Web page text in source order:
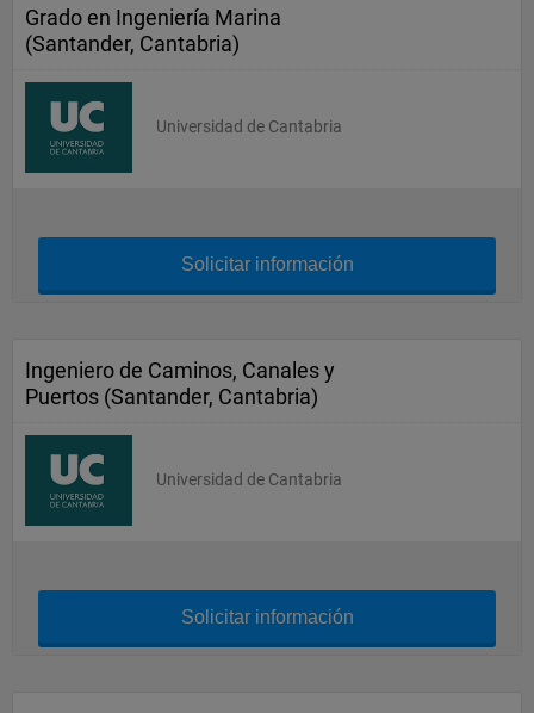
Grado en Ingeniería Marina
(Santander, Cantabria)
Universidad de Cantabria
Solicitar información
Ingeniero de Caminos, Canales y
Puertos (Santander, Cantabria)
Universidad de Cantabria
Solicitar información